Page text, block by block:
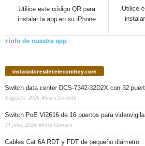
Utilice este código QR para
instalar la app en su iPhone
Utilice
+info de nuestra app
instaladoresdetelecomhoy.com
Switch data center DCS-7342-32D2X con 32
4 agosto, 2026 Alvaro Llorente
Switch PoE Vi2616 de 16 puertos para
31 julio, 2026 Maria Camara
Cables Cat 6A RDT y FDT de pequeño diámetro